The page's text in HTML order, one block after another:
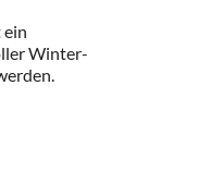
Winter-